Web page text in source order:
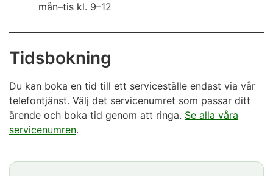
mån–tis kl. 9–12
Tidsbokning
Du kan boka en tid till ett serviceställe endast via vår
telefontjänst. Välj det servicenumret som passar ditt
ärende och boka tid genom att ringa. Se alla våra
servicenumren.